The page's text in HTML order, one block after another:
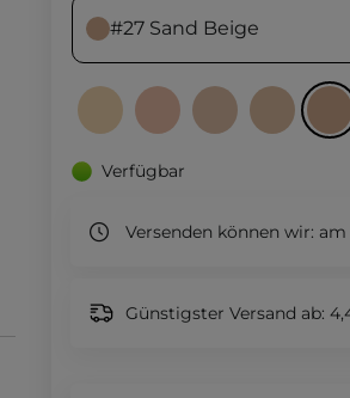
#27 Sand Beige
Verfügbar
Versenden können wir:
Günstigster Versand ab: